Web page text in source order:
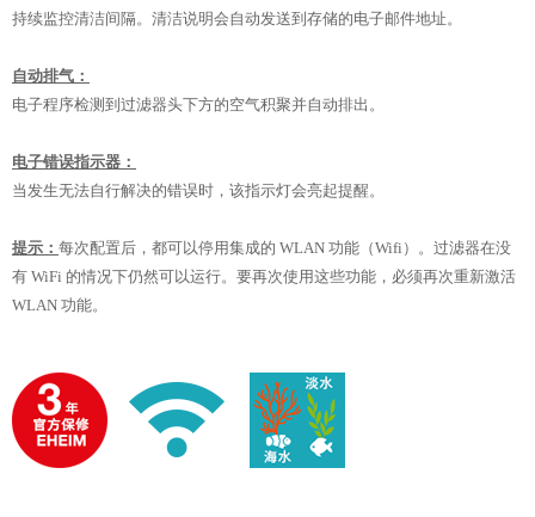
持续监控清洁间隔。清洁说明会自动发送到存储的电子邮件地址。
自动排气：
电子程序检测到过滤器头下方的空气积聚并自动排出。
电子错误指示器：
当发生无法自行解决的错误时，该指示灯会亮起提醒。
提示： 每次配置后，都可以停用集成的 WLAN 功能（Wifi）。过滤器在没
有 WiFi 的情况下仍然可以运行。要再次使用这些功能，必须再次重新激活
WLAN 功能。